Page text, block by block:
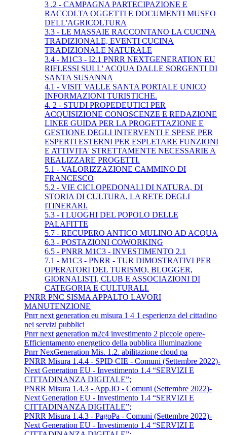
3 .2 - CAMPAGNA PARTECIPAZIONE E
RACCOLTA OGGETTI E DOCUMENTI MUSEO
DELL'AGRICOLTURA
3.3 - LE MASSAIE RACCONTANO LA CUCINA
TRADIZIONALE, EVENTI CUCINA
TRADIZIONALE NATURALE
3.4 - M1C3 - I2.1 PNRR NEXTGENERATION EU
RIFLESSI SULL' ACQUA DALLE SORGENTI DI
SANTA SUSANNA
4.1 - VISIT VALLE SANTA PORTALE UNICO
INFORMAZIONI TURISTICHE.
4. 2 - STUDI PROPEDEUTICI PER
ACQUISIZIONE CONOSCENZE E REDAZIONE
LINEE GUIDA PER LA PROGETTAZIONE E
GESTIONE DEGLI INTERVENTI E SPESE PER
ESPERTI ESTERNI PER ESPLETARE FUNZIONI
E ATTIVITA' STRETTAMENTE NECESSARIE A
REALIZZARE PROGETTI.
5.1 - VALORIZZAZIONE CAMMINO DI
FRANCESCO
5.2 - VIE CICLOPEDONALI DI NATURA, DI
STORIA DI CULTURA, LA RETE DEGLI
ITINERARI.
5.3 - I LUOGHI DEL POPOLO DELLE
PALAFITTE
5.7 - RECUPERO ANTICO MULINO AD ACQUA
6.3 - POSTAZIONI COWORKING
6.5 - PNRR M1C3 - INVESTIMENTO 2.1
7.1 - M1C3 - PNRR - TUR DIMOSTRATIVI PER
OPERATORI DEL TURISMO, BLOGGER,
GIORNALISTI, CLUB E ASSOCIAZIONI DI
CATEGORIA E CULTURALI.
PNRR PNC SISMA APPALTO LAVORI
MANUTENZIONE
Pnrr next generation eu misura 1 4 1 esperienza del cittadino
nei servizi pubblici
Pnrr next generation m2c4 investimento 2 piccole opere-
Efficientamento energetico della pubblica illuminazione
Pnrr NexGeneration Mis. 1.2. abilitazione cloud pa
PNRR Misura 1.4.4 - SPID CIE - Comuni (Settembre 2022)-
Next Generation EU - Investimento 1.4 “SERVIZI E
CITTADINANZA DIGITALE”;
PNRR Misura 1.4.3 - App.IO - Comuni (Settembre 2022)-
Next Generation EU - Investimento 1.4 “SERVIZI E
CITTADINANZA DIGITALE”;
PNRR Misura 1.4.3 - PagoPa - Comuni (Settembre 2022)-
Next Generation EU - Investimento 1.4 “SERVIZI E